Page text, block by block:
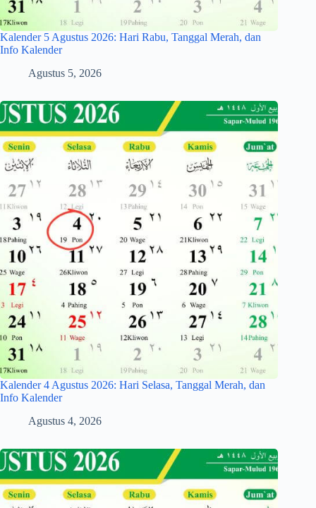
Kalender 5 Agustus 2026: Hari Rabu, Tanggal Merah, dan
Info Kalender
Agustus 5, 2026
Kalender 4 Agustus 2026: Hari Selasa, Tanggal Merah, dan
Info Kalender
Agustus 4, 2026